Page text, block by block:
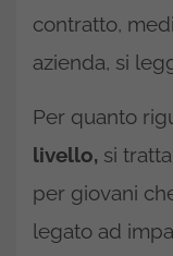
contratto,
azienda, si
Per quanto
livello, si
per giovani
legato ad